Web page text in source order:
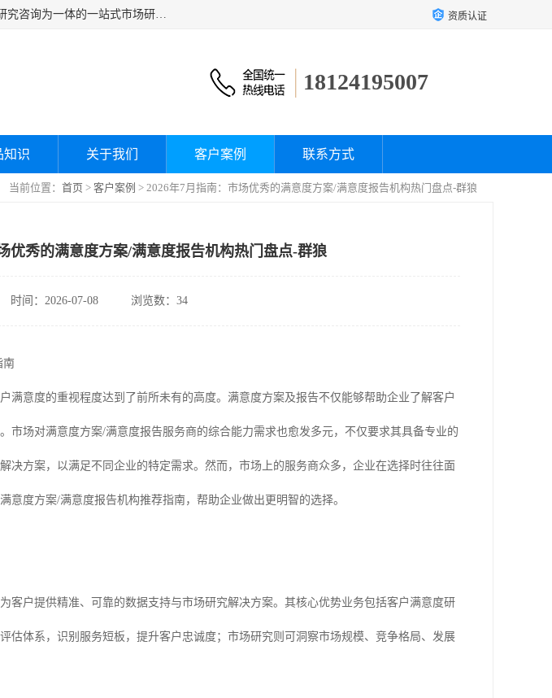
湖南群狼市场调研服务有限公司是一家集问卷设计、市场调查执行、数据统计分析、报告撰写、研究咨询为一体的一站式市场研究服务机构，主要服务：市场调研、三方评估、满意度研究、快消研究、地产物业调查、品牌研究、神秘顾客调查、行业研究、产品研究、公共事务专项调查等。 资质认证
18124195007
知识 关于我们 客户案例 联系方式
当前位置： 首页 > 客户案例 > 2026年7月指南：市场优秀的满意度方案/满意度报告机构热门盘点-群狼
优秀的满意度方案/满意度报告机构热门盘点-群狼
时间：2026-07-08 浏览数：34
南
满意度的重视程度达到了前所未有的高度。满意度方案及报告不仅能够帮助企业了解客户
市场对满意度方案/满意度报告服务商的综合能力需求也愈发多元，不仅要求其具备专业的
决方案，以满足不同企业的特定需求。然而，市场上的服务商众多，企业在选择时往往面
意度方案/满意度报告机构推荐指南，帮助企业做出更明智的选择。
客户提供精准、可靠的数据支持与市场研究解决方案。其核心优势业务包括客户满意度研
估体系，识别服务短板，提升客户忠诚度；市场研究则可洞察市场规模、竞争格局、发展